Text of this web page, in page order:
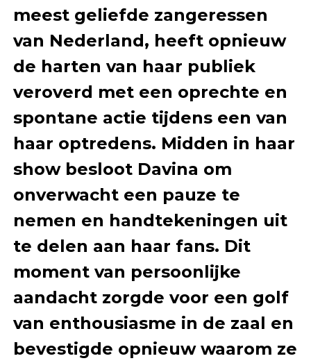
meest geliefde zangeressen
van Nederland, heeft opnieuw
de harten van haar publiek
veroverd met een oprechte en
spontane actie tijdens een van
haar optredens. Midden in haar
show besloot Davina om
onverwacht een pauze te
nemen en handtekeningen uit
te delen aan haar fans. Dit
moment van persoonlijke
aandacht zorgde voor een golf
van enthousiasme in de zaal en
bevestigde opnieuw waarom ze